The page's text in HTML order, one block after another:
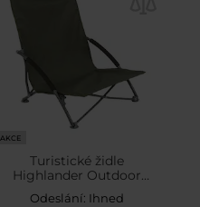
AKCE
Turistické židle
Highlander Outdoor
Perch - Olive
Odeslání: Ihned